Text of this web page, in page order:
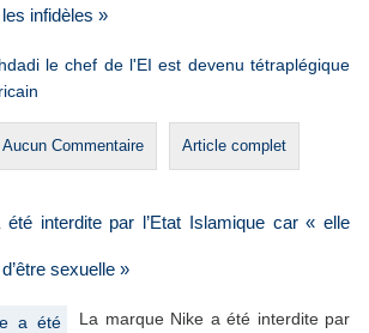
infidèles »
Aucun Commentaire Article complet
interdite par l’Etat Islamique car « elle
sexuelle »
La marque Nike a été interdite par